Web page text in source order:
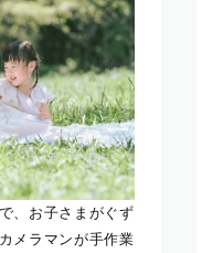
、お子さまがぐず
メラマンが手作業